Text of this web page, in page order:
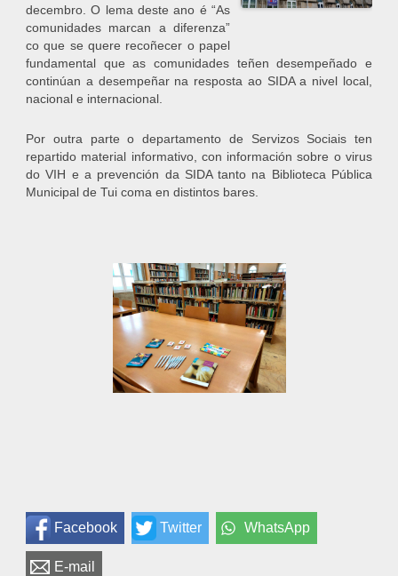
decembro. O lema deste ano é “As
comunidades marcan a diferenza”
co que se quere recoñecer o papel
fundamental que as comunidades teñen desempeñado e
continúan a desempeñar na resposta ao SIDA a nivel local,
nacional e internacional.
Por outra parte o departamento de Servizos Sociais ten
repartido material informativo, con información sobre o virus
do VIH e a prevención da SIDA tanto na Biblioteca Pública
Municipal de Tui coma en distintos bares.
Facebook Twitter WhatsApp
E-mail